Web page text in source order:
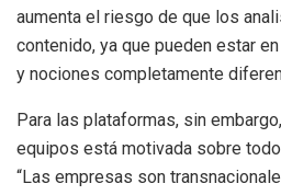
aumenta el riesgo de que los
contenido, ya que pueden estar
y nociones completamente
Para las plataformas, sin
equipos está motivada sobre
“Las empresas son